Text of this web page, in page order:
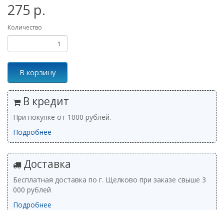
275 р.
Количество
В корзину
В кредит
При покупке от 1000 рублей.
Подробнее
Доставка
Бесплатная доставка по г. Щелково при заказе свыше 3
000 рублей
Подробнее